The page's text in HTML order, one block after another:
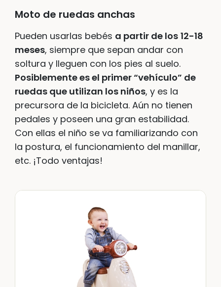
Moto de ruedas anchas
Pueden usarlas bebés a partir de los 12-18
meses, siempre que sepan andar con
soltura y lleguen con los pies al suelo.
Posiblemente es el primer “vehículo” de
ruedas que utilizan los niños, y es la
precursora de la bicicleta. Aún no tienen
pedales y poseen una gran estabilidad.
Con ellas el niño se va familiarizando con
la postura, el funcionamiento del manillar,
etc. ¡Todo ventajas!